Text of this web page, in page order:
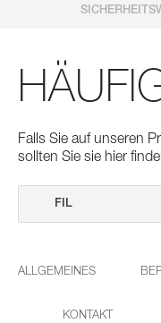
Falls Sie auf unseren
sollten Sie sie hier
ALLGEMEINES
KONTAKT